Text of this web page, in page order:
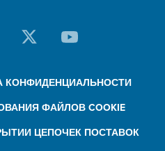
КОНФИДЕНЦИАЛЬНОСТИ
ФАЙЛОВ COOKIE
ЦЕПОЧЕК ПОСТАВОК